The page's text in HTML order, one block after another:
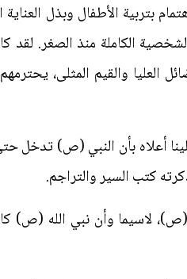
بتربية الأطفال وبذل
الكاملة منذ الصغر. لقد
العليا والقيم المثلى،
أعلاه بأن النبي (ص) تدخل
كتب السير والتراجم.
لاسيما وأن نبي الله (ص)